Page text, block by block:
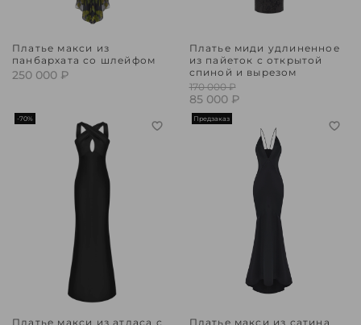
Платье макси из
панбархата со шлейфом
250 000 ₽
Платье миди удлиненное
из пайеток с открытой
спиной и вырезом
170 000 ₽
85 000 ₽
-70%
Платье макси из атласа с
Предзаказ
Платье макси из сатина